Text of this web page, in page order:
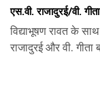
एस.वी. राजादुरई/वी. गीता
विद्याभूषण रावत के
राजादुरई और वी. गीता